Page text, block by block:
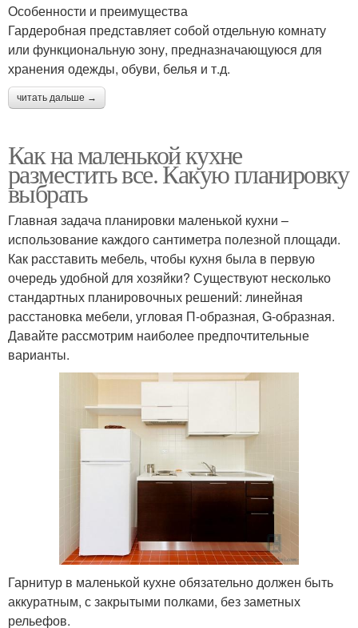
Особенности и преимущества
Гардеробная представляет собой отдельную комнату
или функциональную зону, предназначающуюся для
хранения одежды, обуви, белья и т.д.
читать дальше →
Как на маленькой кухне
разместить все. Какую планировку
выбрать
Главная задача планировки маленькой кухни –
использование каждого сантиметра полезной площади.
Как расставить мебель, чтобы кухня была в первую
очередь удобной для хозяйки? Существуют несколько
стандартных планировочных решений: линейная
расстановка мебели, угловая П-образная, G-образная.
Давайте рассмотрим наиболее предпочтительные
варианты.
Гарнитур в маленькой кухне обязательно должен быть
аккуратным, с закрытыми полками, без заметных
рельефов.